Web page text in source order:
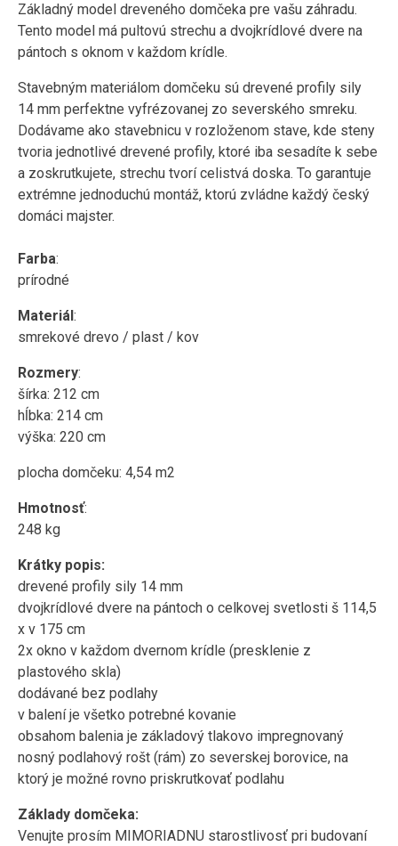
Základný model dreveného domčeka pre vašu záhradu.
Tento model má pultovú strechu a dvojkrídlové dvere na
pántoch s oknom v každom krídle.
Stavebným materiálom domčeku sú drevené profily sily
14 mm perfektne vyfrézovanej zo severského smreku.
Dodávame ako stavebnicu v rozloženom stave, kde steny
tvoria jednotlivé drevené profily, ktoré iba sesadíte k sebe
a zoskrutkujete, strechu tvorí celistvá doska. To garantuje
extrémne jednoduchú montáž, ktorú zvládne každý český
domáci majster.
Farba:
prírodné
Materiál :
smrekové drevo / plast / kov
Rozmery:
šírka: 212 cm
hĺbka: 214 cm
výška: 220 cm
plocha domčeku: 4,54 m2
Hmotnosť:
248 kg
Krátky popis:
drevené profily sily 14 mm
dvojkrídlové dvere na pántoch o celkovej svetlosti š 114,5
x v 175 cm
2x okno v každom dvernom krídle (presklenie z
plastového skla)
dodávané bez podlahy
v balení je všetko potrebné kovanie
obsahom balenia je základový tlakovo impregnovaný
nosný podlahový rošt (rám) zo severskej borovice, na
ktorý je možné rovno priskrutkovať podlahu
Základy domčeka:
Venujte prosím MIMORIADNU starostlivosť pri budovaní